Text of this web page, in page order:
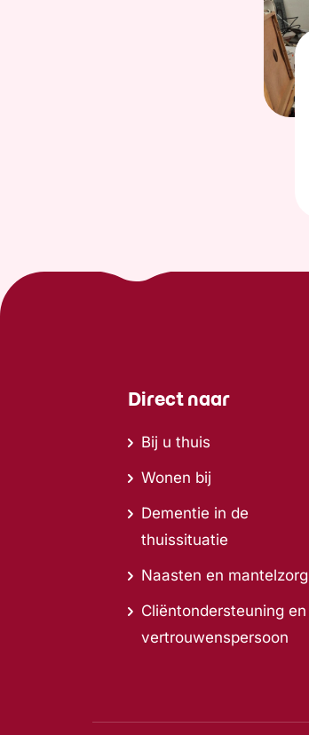
Direct naar
Bij u thuis
Wonen bij
Dementie in de
thuissituatie
Naasten en mantelzorg
Cliëntondersteuning en
vertrouwenspersoon